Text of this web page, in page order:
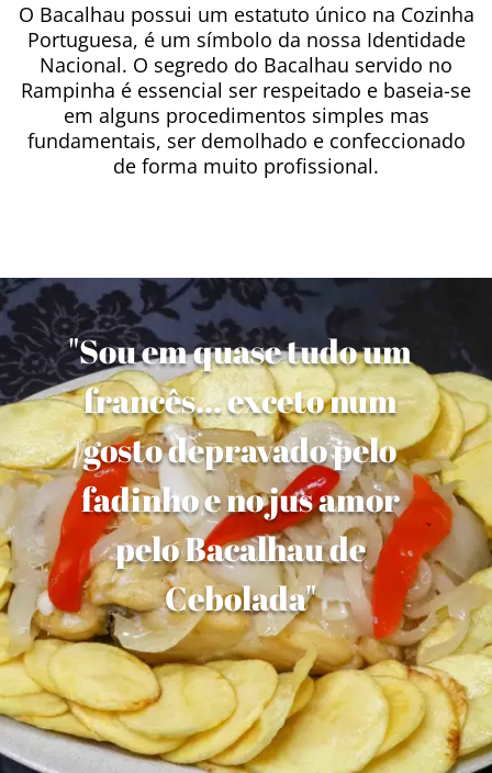
O Bacalhau possui um estatuto único na Cozinha
Portuguesa, é um símbolo da nossa Identidade
Nacional. O segredo do Bacalhau servido no
Rampinha é essencial ser respeitado e baseia-se
em alguns procedimentos simples mas
fundamentais, ser demolhado e confeccionado
de forma muito profissional.
"Sou em quase tudo um
francês... exceto num
gosto depravado pelo
fadinho e no jus amor
pelo Bacalhau de
Cebolada"